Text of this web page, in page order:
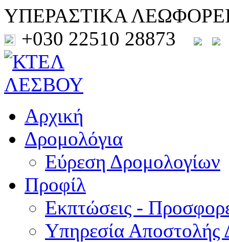
ΥΠΕΡΑΣΤΙΚΑ
+030 22510 28873
Αρχική
Δρομολόγια
Εύρεση Δρομολογίων
Προφίλ
Εκπτώσεις -
Υπηρεσία Αποστολής